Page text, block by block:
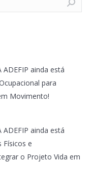
ainda está
para
Movimento!
ainda está
Físicos e
o Projeto Vida em